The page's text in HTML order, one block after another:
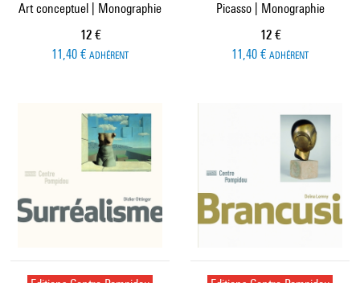
Art conceptuel | Monographie
Prix ​​actuel
12 €
11,40 € ADHÉRENT
Picasso | Monographie
Prix ​​actuel
12 €
11,40 € ADHÉRENT